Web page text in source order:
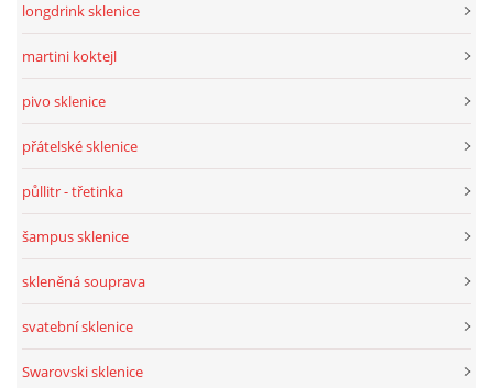
longdrink sklenice
martini koktejl
pivo sklenice
přátelské sklenice
půllitr - třetinka
šampus sklenice
skleněná souprava
svatební sklenice
Swarovski sklenice